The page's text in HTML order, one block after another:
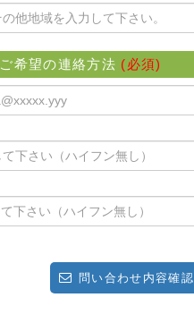
ご希望の連絡方法 (必須)
問い合わせ内容確認